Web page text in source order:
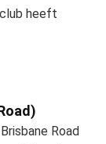
heeft
Road